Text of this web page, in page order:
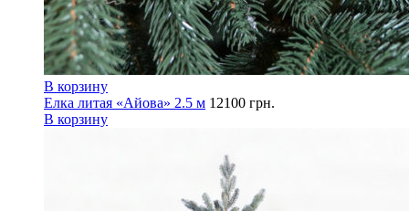
В корзину
Елка литая «Айова» 2.5 м 12100 грн.
В корзину